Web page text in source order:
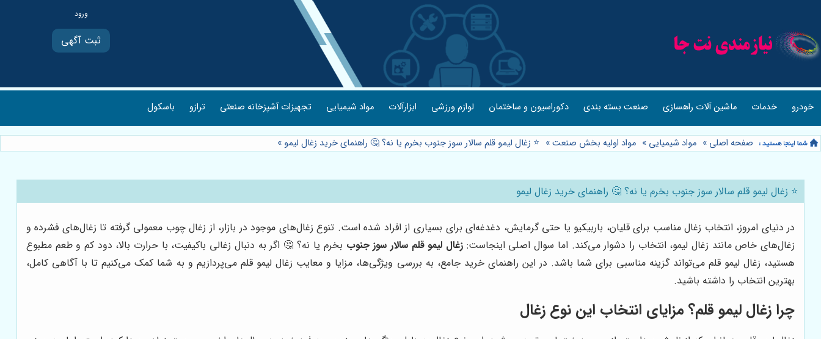
ثبت آگهی
خودرو خدمات ماشین آلات راهسازی صنعت بسته بندی دکوراسیون و ساختمان لوازم ورزشی ابزارآلات مواد شیمیایی تجهیزات آشپزخانه صنعتی ترازو باسکول
صفحه اصلی » مواد شیمیایی » مواد اولیه بخش صنعت» ⭐️ زغال لیمو قلم سالار سوز جنوب بخرم یا نه؟ 🤔 راهنمای خرید زغال لیمو »
⭐️ زغال لیمو قلم سالار سوز جنوب بخرم یا نه؟ 🤔 راهنمای خرید زغال لیمو
در دنیای امروز، انتخاب زغال مناسب برای قلیان، باربیکیو یا حتی گرمایش، دغدغه‌ای برای بسیاری از افراد شده است. تنوع زغال‌های موجود در بازار، از زغال چوب معمولی گرفته تا زغال‌های فشرده و
زغال‌های خاص مانند زغال لیمو، انتخاب را دشوار می‌کند. اما سوال اصلی اینجاست: زغال لیمو قلم سالار سوز جنوب بخرم یا نه؟ 🤔 اگر به دنبال زغالی باکیفیت، با حرارت بالا، دود کم و طعم مطبوع
هستید، زغال لیمو قلم می‌تواند گزینه مناسبی برای شما باشد. در این راهنمای خرید جامع، به بررسی ویژگی‌ها، مزایا و معایب زغال لیمو قلم می‌پردازیم و به شما کمک می‌کنیم تا با آگاهی کامل،
بهترین انتخاب را داشته باشید.
چرا زغال لیمو قلم؟ مزایای انتخاب این نوع زغال